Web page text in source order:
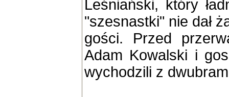
Leśniański, który
"szesnastki" nie dał
gości. Przed
Adam Kowalski i
wychodzili z